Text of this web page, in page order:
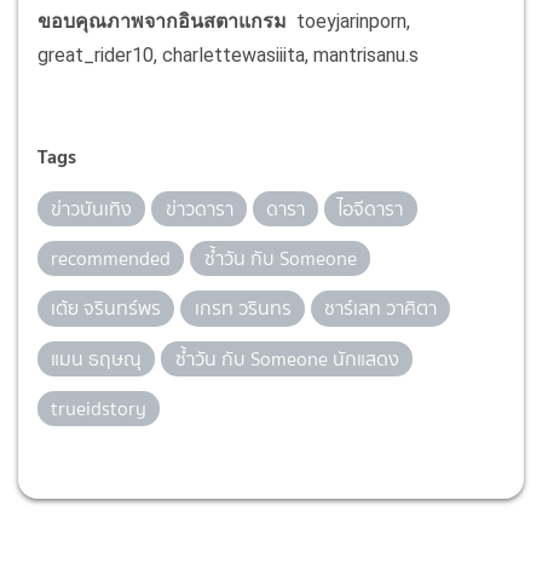
ขอบคุณภาพจากอินสตาแกรม toeyjarinporn,
great_rider10, charlettewasiiita, mantrisanu.s
Tags
ข่าวบันเทิง ข่าวดารา ดารา
ไอจีดารา
recommended
ซ้ำวัน กับ Someone
เต้ย จรินทร์พร
เกรท วรินทร
ชาร์เลท วาศิตา
แมน ธฤษณุ
ซ้ำวัน กับ Someone นักแสดง
trueidstory